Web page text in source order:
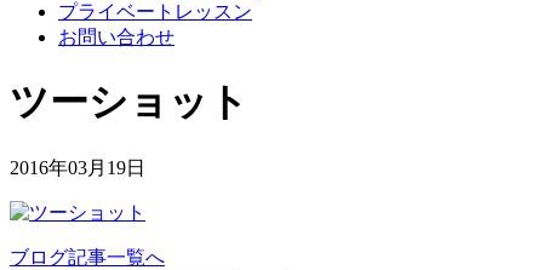
プライベートレッスン
お問い合わせ
ツーショット
2016年03月19日
ブログ記事一覧へ